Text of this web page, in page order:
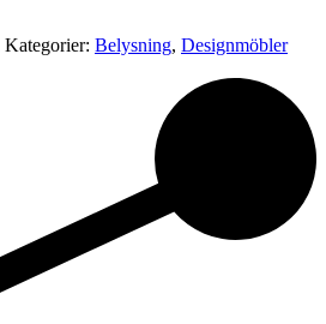
Kategorier: Belysning, Designmöbler